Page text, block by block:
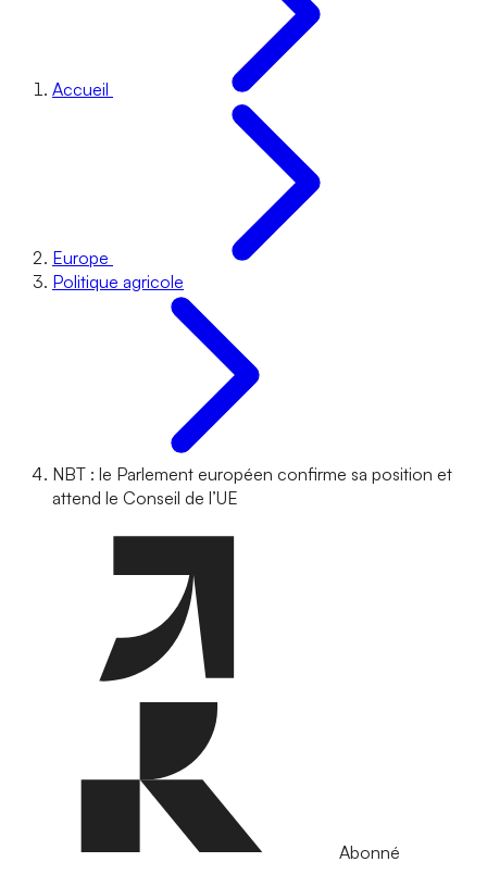
Accueil
Europe
Politique agricole
NBT : le Parlement européen confirme sa position et
attend le Conseil de l’UE
Abonné